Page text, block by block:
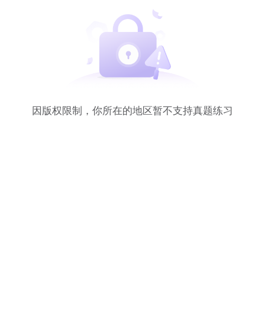
因版权限制，你所在的地区暂不支持真题练习